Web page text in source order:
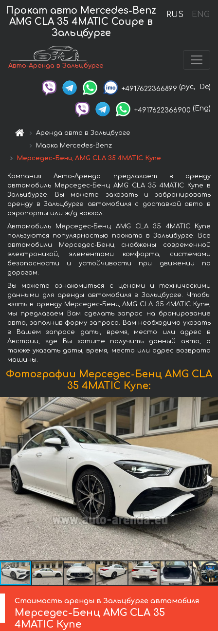
RUS ENG
Прокат авто Mercedes-Benz
AMG CLA 35 4MATIC Coupe в
Зальцбурге
Авто-Аренда в Зальцбурге
+4917622366899 (рус, De)
+4917622366900 (Eng)
Аренда авто в Зальцбурге
Марка Mercedes-Benz
Мерседес-Бенц AMG CLA 35 4MATIC Купе
Компания Авто-Аренда предлагает в аренду
автомобиль Мерседес-Бенц AMG CLA 35 4MATIC Купе в
Зальцбурге. Вы можете заказать и забронировать
аренду в Зальцбурге автомобиля с доставкой авто в
аэропорты или ж/д вокзал.
Автомобиль Мерседес-Бенц AMG CLA 35 4MATIC Купе
пользуются популярностью проката в Зальцбурге. Все
автомобили Мерседес-Бенц снабжены современной
электроникой, элементами комфорта, системами
безопасности и устойчивости при движении по
дорогам.
Вы можете ознакомиться с ценами и техническими
данными для аренды автомобиля в Зальцбурге. Чтобы
взять в аренду Мерседес-Бенц AMG CLA 35 4MATIC Купе,
мы предлагаем Вам сделать запрос на бронирование
авто, заполнив форму запроса. Вам необходимо указать
в Вашем запросе даты, время, место или адрес в
Австрии, где Вы хотите получить данный авто, а
также указать даты, время, место или адрес возврата
машины.
Фотографии Мерседес-Бенц AMG CLA
35 4MATIC Купе:
Стоимость аренды в Зальцбурге автомобиля
Мерседес-Бенц AMG CLA 35
4MATIC Купе